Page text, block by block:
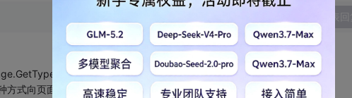
"", "<script type=\"text/javascript\" defer>" + script + "
式向页面注册脚本时，请不要使用Response.End();